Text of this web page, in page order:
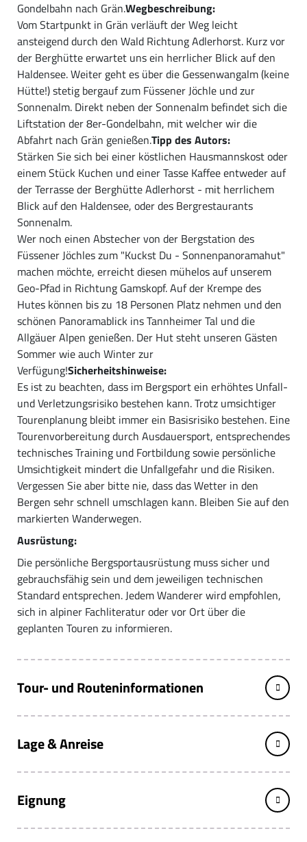
Gondelbahn nach Grän.Wegbeschreibung:
Vom Startpunkt in Grän verläuft der Weg leicht
ansteigend durch den Wald Richtung Adlerhorst. Kurz vor
der Berghütte erwartet uns ein herrlicher Blick auf den
Haldensee. Weiter geht es über die Gessenwangalm (keine
Hütte!) stetig bergauf zum Füssener Jöchle und zur
Sonnenalm. Direkt neben der Sonnenalm befindet sich die
Liftstation der 8er-Gondelbahn, mit welcher wir die
Abfahrt nach Grän genießen.Tipp des Autors:
Stärken Sie sich bei einer köstlichen Hausmannskost oder
einem Stück Kuchen und einer Tasse Kaffee entweder auf
der Terrasse der Berghütte Adlerhorst - mit herrlichem
Blick auf den Haldensee, oder des Bergrestaurants
Sonnenalm.
Wer noch einen Abstecher von der Bergstation des
Füssener Jöchles zum "Kuckst Du - Sonnenpanoramahut"
machen möchte, erreicht diesen mühelos auf unserem
Geo-Pfad in Richtung Gamskopf. Auf der Krempe des
Hutes können bis zu 18 Personen Platz nehmen und den
schönen Panoramablick ins Tannheimer Tal und die
Allgäuer Alpen genießen. Der Hut steht unseren Gästen
Sommer wie auch Winter zur
Verfügung!Sicherheitshinweise:
Es ist zu beachten, dass im Bergsport ein erhöhtes Unfall-
und Verletzungsrisiko bestehen kann. Trotz umsichtiger
Tourenplanung bleibt immer ein Basisrisiko bestehen. Eine
Tourenvorbereitung durch Ausdauersport, entsprechendes
technisches Training und Fortbildung sowie persönliche
Umsichtigkeit mindert die Unfallgefahr und die Risiken.
Vergessen Sie aber bitte nie, dass das Wetter in den
Bergen sehr schnell umschlagen kann. Bleiben Sie auf den
markierten Wanderwegen.
Ausrüstung:
Die persönliche Bergsportausrüstung muss sicher und
gebrauchsfähig sein und dem jeweiligen technischen
Standard entsprechen. Jedem Wanderer wird empfohlen,
sich in alpiner Fachliteratur oder vor Ort über die
geplanten Touren zu informieren.
Tour- und Routeninformationen
Lage & Anreise
Eignung